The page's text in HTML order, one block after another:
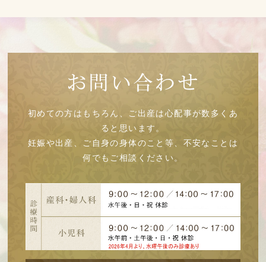
お問い合わせ
初めての方はもちろん、ご出産は心配事が数多くあ
ると思います。
妊娠や出産、ご自身の身体のこと等、不安なことは
何でもご相談ください。